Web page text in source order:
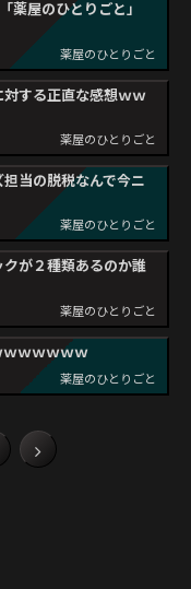
薬屋のひとりごと」
薬屋のひとりごと
する正直な感想ｗｗ
薬屋のひとりごと
当の脱税なんで今ニ
薬屋のひとりごと
クが２種類あるのか誰
薬屋のひとりごと
ｗｗｗｗｗ
薬屋のひとりごと